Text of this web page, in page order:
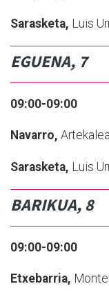
Sarasketa, Luis
EGUENA, 7
09:00-09:00
Navarro,
Sarasketa, Luis
BARIKUA, 8
09:00-09:00
Etxebarria,